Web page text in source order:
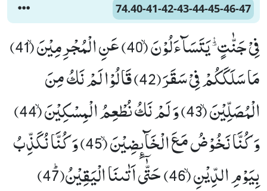
74.40-41-42-43-44-45-46-47
فِیْ جَنّٰتٍﰈ یَتَسَآءَلُوْنَۙ (40) عَنِ الْمُجْرِمِیْنَۙ (41)
مَا سَلَكَكُمْ فِیْ سَقَرَ(42) قَالُوْا لَمْ نَكُ مِنَ
الْمُصَلِّیْنَۙ (43) وَ لَمْ نَكُ نُطْعِمُ الْمِسْكِیْنَۙ (44)
وَ كُنَّا نَخُوْضُ مَعَ الْخَآىٕضِیْنَۙ (45) وَ كُنَّا نُكَذِّبُ
بِیَوْمِ الدِّیْنِۙ (46) حَتّٰۤى اَتٰىنَا الْیَقِیْنُﭤ(47)